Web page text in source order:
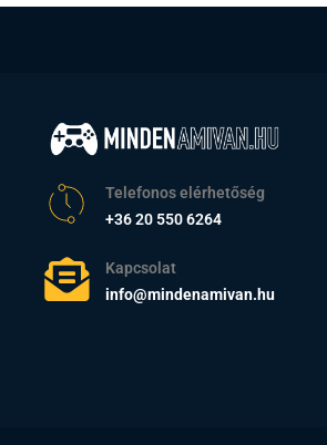
Telefonos elérhetőség
+36 20 550 6264
Kapcsolat
info@mindenamivan.hu